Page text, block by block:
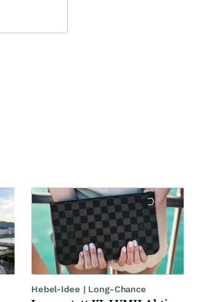
Hebel-Idee | Long-Chance